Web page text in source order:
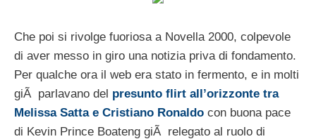
Che poi si rivolge fuoriosa a Novella 2000, colpevole
di aver messo in giro una notizia priva di fondamento.
Per qualche ora il web era stato in fermento, e in molti
giÃ parlavano del presunto flirt all’orizzonte tra
Melissa Satta e Cristiano Ronaldo con buona pace
di Kevin Prince Boateng giÃ relegato al ruolo di